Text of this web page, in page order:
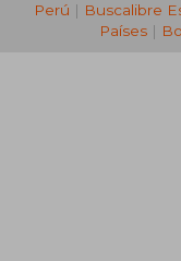
Perú | Buscalibre
Países |